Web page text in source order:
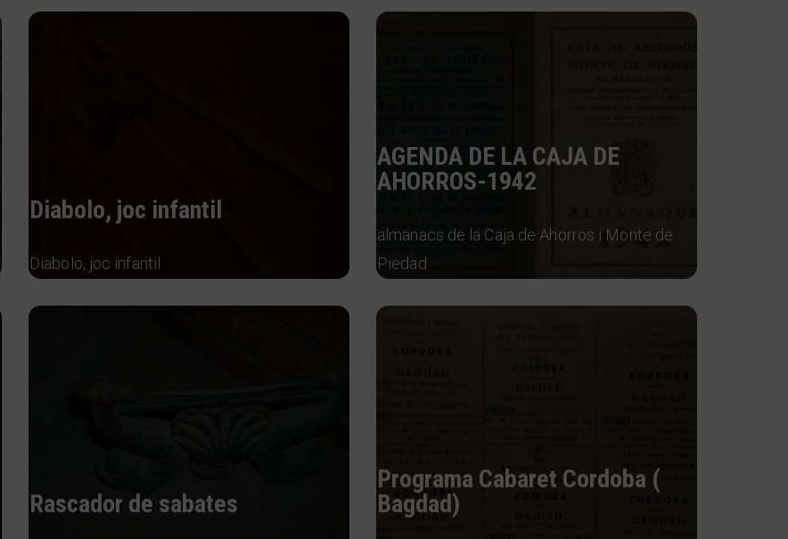
Diabolo, joc infantil
Diabolo, joc infantil
AGENDA DE LA CAJA DE
AHORROS-1942
almanacs de la Caja de Ahorros i Monte de
Piedad
Rascador de sabates
Programa Cabaret Cordoba (
Bagdad)